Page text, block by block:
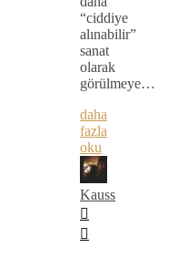
“ciddiye
alınabilir”
sanat
olarak
görülmeye…
daha
fazla
oku
Kauss